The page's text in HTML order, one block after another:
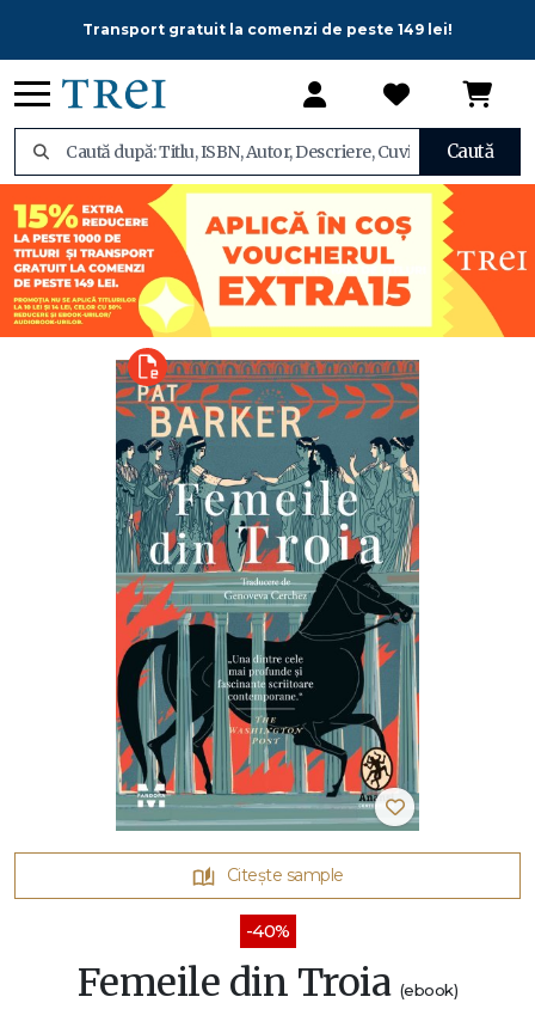
Transport gratuit la comenzi de peste 149 lei!
Caută
Citește sample
-40%
Femeile din Troia (ebook)